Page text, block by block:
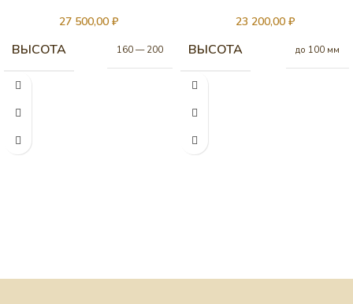
27 500,00 ₽
ВЫСОТА 160 — 200
23 200,00 ₽
ВЫСОТА до 100 мм